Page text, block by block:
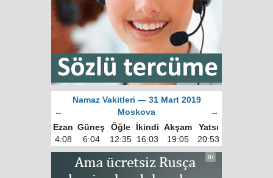
Namaz Vakitleri — 31 Mart 2019
←
Moskova
→
Ezan Güneş Öğle İkindi Akşam
Yatsı
4:08
6:04 12:35 16:03 19:05 20:53